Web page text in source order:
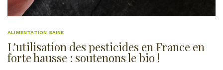
ALIMENTATION SAINE
L’utilisation des pesticides en France en
forte hausse : soutenons le bio !